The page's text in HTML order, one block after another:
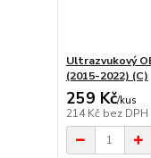
Ultrazvukový
(2015-2022) (C)
259 Kč/kus
214 Kč bez DPH